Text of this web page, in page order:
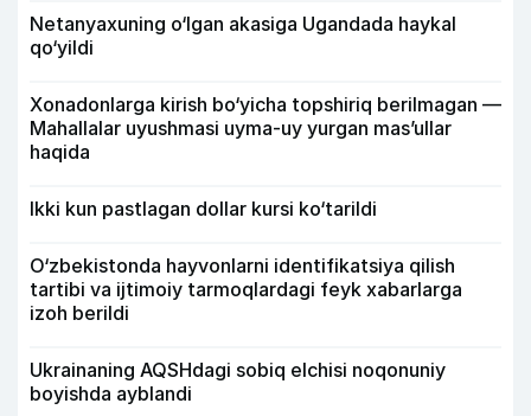
Netanyaxuning o‘lgan akasiga Ugandada haykal
qo‘yildi
Xonadonlarga kirish bo‘yicha topshiriq berilmagan —
Mahallalar uyushmasi uyma-uy yurgan mas’ullar
haqida
Ikki kun pastlagan dollar kursi ko‘tarildi
O‘zbekistonda hayvonlarni identifikatsiya qilish
tartibi va ijtimoiy tarmoqlardagi feyk xabarlarga
izoh berildi
Ukrainaning AQSHdagi sobiq elchisi noqonuniy
boyishda ayblandi